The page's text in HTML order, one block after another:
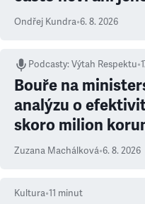
Ondřej Kundra•6. 8. 2026
Podcasty:Výtah Respektu•
Bouře na
analýzu o
skoro milion
Zuzana Machálková•6. 8. 2026
Kultura•11 minut